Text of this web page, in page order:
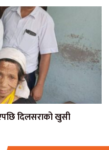
दिलसराको खुसी